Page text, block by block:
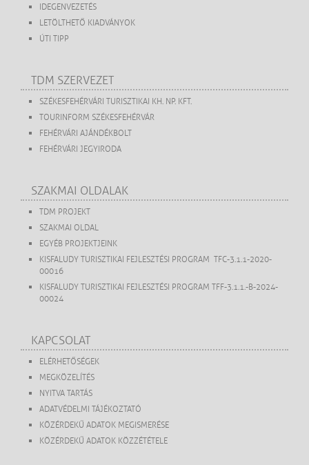
IDEGENVEZETÉS
LETÖLTHETŐ KIADVÁNYOK
ÚTI TIPP
TDM SZERVEZET
SZÉKESFEHÉRVÁRI TURISZTIKAI KH. NP. KFT.
TOURINFORM SZÉKESFEHÉRVÁR
FEHÉRVÁRI AJÁNDÉKBOLT
FEHÉRVÁRI JEGYIRODA
SZAKMAI OLDALAK
TDM PROJEKT
SZAKMAI OLDAL
EGYÉB PROJEKTJEINK
KISFALUDY TURISZTIKAI FEJLESZTÉSI PROGRAM TFC-3.1.1-2020-
00016
KISFALUDY TURISZTIKAI FEJLESZTÉSI PROGRAM TFF-3.1.1.-B-2024-
00024
KAPCSOLAT
ELÉRHETŐSÉGEK
MEGKÖZELÍTÉS
NYITVA TARTÁS
ADATVÉDELMI TÁJÉKOZTATÓ
KÖZÉRDEKŰ ADATOK MEGISMERÉSE
KÖZÉRDEKŰ ADATOK KÖZZÉTÉTELE